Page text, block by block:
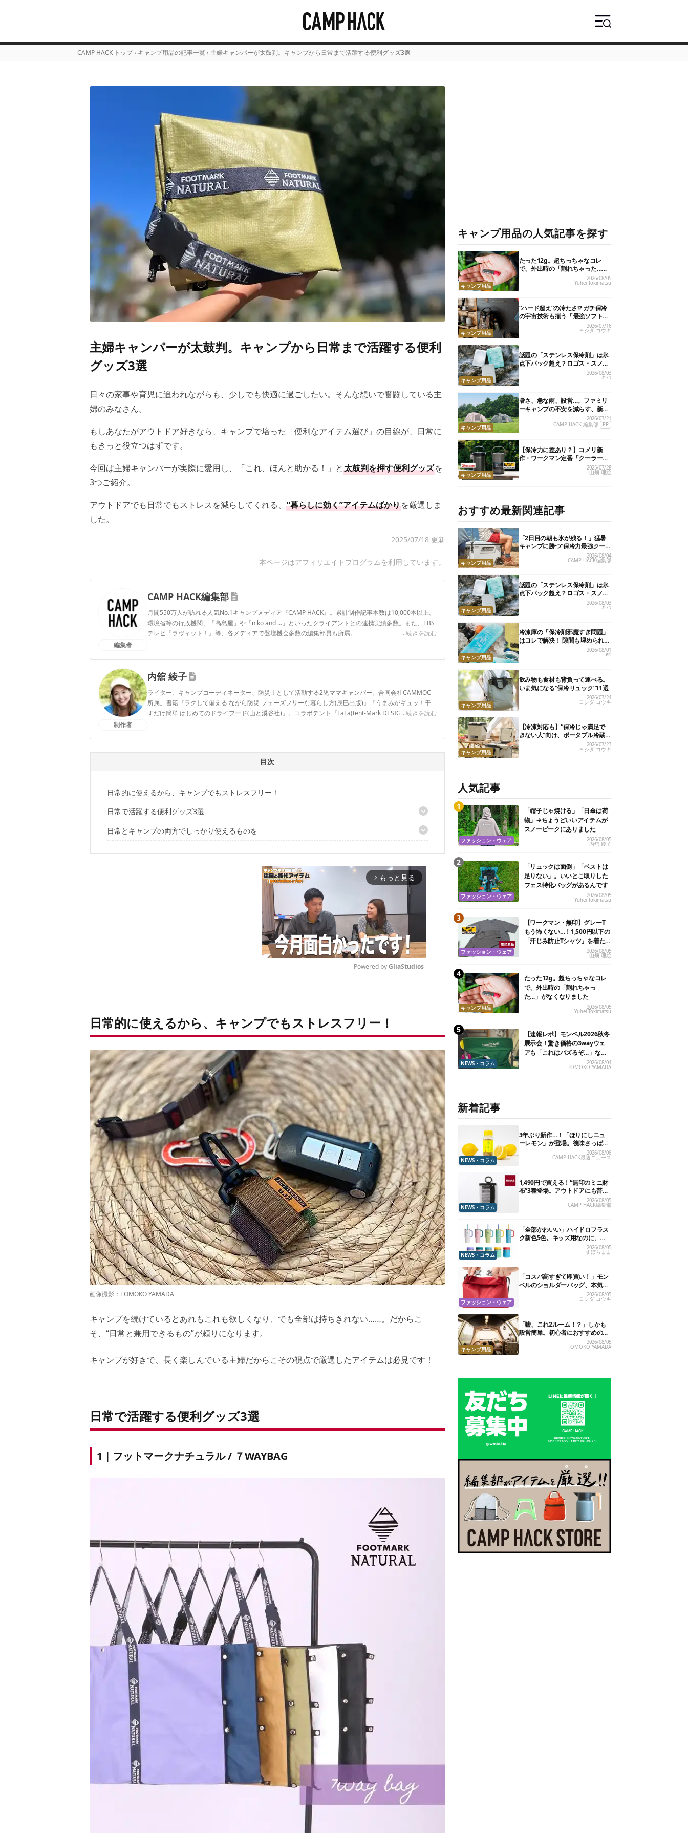
CAMP HACK トップ › キャンプ用品の記事一覧 › 主婦キャンパーが太鼓判。キャンプから日常まで活躍する便利グッズ3選
主婦キャンパーが太鼓判。キャンプから日常まで活躍する便利
グッズ3選
日々の家事や育児に追われながらも、少しでも快適に過ごしたい。そんな想いで奮闘している主
婦のみなさん。
もしあなたがアウトドア好きなら、キャンプで培った「便利なアイテム選び」の目線が、日常に
もきっと役立つはずです。
今回は主婦キャンパーが実際に愛用し、「これ、ほんと助かる！」と太鼓判を押す便利グッズを
3つご紹介。
アウトドアでも日常でもストレスを減らしてくれる、 “暮らしに効く”アイテムばかりを厳選しま
した。
2025/07/18 更新
本ページはアフィリエイトプログラムを利用しています。
編集者
CAMP HACK編集部
月間550万人が訪れる人気No.1キャンプメディア『CAMP HACK』。累計制作記事本数は10,000本以上。
環境省等の行政機関、「髙島屋」や「niko and ...」といったクライアントとの連携実績多数。また、TBS
テレビ『ラヴィット！』等、各メディアで登壇機会多数の編集部員も所属。
...続きを読む
制作者
内舘 綾子
ライター、キャンプコーディネーター、防災士として活動する2児ママキャンパー。合同会社CAMMOC
所属。書籍『ラクして備える ながら防災 フェーズフリーな暮らし方(辰巳出版)』『うまみがギュッ！干
すだけ簡単 はじめてのドライフード(山と溪谷社)』。コラボテント『LaLa(tent-Mark DESIGNS)』。SNS
...続きを読む
内舘 綾子のプロフィール
目次
日常的に使えるから、キャンプでもストレスフリー！
日常で活躍する便利グッズ3選
1｜フットマークナチュラル / ７WAYBAG
3｜山崎実業 / マグネット&シンク扉ゴミ箱 タワー
日常とキャンプの両方でしっかり使えるものを
✔こちらの記事もおすすめ
arrow_forward_ios もっと見る
Powered by GliaStudios
日常的に使えるから、キャンプでもストレスフリー！
画像撮影： TOMOKO YAMADA
キャンプを続けているとあれもこれも欲しくなり、でも全部は持ちきれない……。だからこ
そ、“日常と兼用できるもの”が頼りになります。
キャンプが好きで、長く楽しんでいる主婦だからこその視点で厳選したアイテムは必見です！
日常で活躍する便利グッズ3選
1｜フットマークナチュラル / ７WAYBAG
キャンプ用品の人気記事を探す
キャンプ用品
たった12g。超ちっちゃなコレ
で、外出時の「割れちゃった…」
2026/08/05
Yuhei Tokimatsu
キャンプ用品
“ハード超え”の冷たさ!? ガチ保冷
の宇宙技術も揃う「最強ソフトク
ーラー」17選
2026/07/16
ヨシダ コウキ
キャンプ用品
話題の「ステンレス保冷剤」は氷
点下パック超え？ロゴス・スノー
ピーク・爆売れノーブランド品を
比べてみた
2026/08/03
キバ
キャンプ用品
暑さ、急な雨、設営…。ファミリ
ーキャンプの不安を減らす、新作
テントに注目です！
2026/07/21
CAMP HACK 編集部
PR
キャンプ用品
【保冷力に差あり？】コメリ新
作・ワークマン定番「クーラー」
を真夏日に比較したら…決定的な
違いが！
2025/07/28
山畑 理絵
おすすめ最新関連記事
キャンプ用品
「2日目の朝も氷が残る！」猛暑
キャンプに勝つ“保冷力最強クー
ラー”おすすめ16選
2026/08/04
CAMP HACK編集部
キャンプ用品
話題の「ステンレス保冷剤」は氷
点下パック超え？ロゴス・スノー
ピーク・爆売れノーブランド品を
比べてみた
2026/08/03
キバ
キャンプ用品
冷凍庫の「保冷剤邪魔すぎ問題」
はコレで解決！ 隙間も埋められる
コンパクト保冷剤10選
2026/08/01
eri
キャンプ用品
飲み物も食材も背負って運べる。
いま気になる“保冷リュック”11選
2026/07/24
ヨシダ コウキ
キャンプ用品
【冷凍対応も】“保冷じゃ満足で
きない人”向け、ポータブル冷蔵
庫おすすめ12選
2026/07/23
ヨシダ コウキ
人気記事
ファッション・ウェア
「帽子じゃ焼ける」「日傘は荷
物」→ちょうどいいアイテムが
スノーピークにありました
2026/08/05
内舘 綾子
ファッション・ウェア
「リュックは面倒」「ベストは
足りない」。いいとこ取りした
フェス特化バッグがあるんです
2026/08/05
Yuhei Tokimatsu
ファッション・ウェア
【ワークマン・無印】グレーT
もう怖くない…！1,500円以下の
「汗じみ防止Tシャツ」を着た
2026/08/05
山畑 理絵
キャンプ用品
たった12g。超ちっちゃなコレ
で、外出時の「割れちゃっ
た…」がなくなりました
2026/08/05
Yuhei Tokimatsu
NEWS・コラム
【速報レポ】モンベル2026秋冬
展示会！驚き価格の3wayウェ
アも「これはバズるぞ…」な新
2026/08/04
TOMOKO YAMADA
新着記事
NEWS・コラム
3年ぶり新作…！「ほりにしニュ
ーレモン」が登場。後味さっぱり
の万能スパイス！【8月21日発
2026/08/06
CAMP HACK最速ニュース
NEWS・コラム
1,490円で買える！“無印のミニ財
布”3種登場。アウトドアにも普段
2026/08/05
CAMP HACK編集部
NEWS・コラム
「全部かわいい」ハイドロフラス
ク新色5色。キッズ用なのに、大
2026/08/05
ずぼらまま
ファッション・ウェア
「コスパ高すぎて即買い！」モン
ベルのショルダーバッグ、本気で
2026/08/05
ヨシダ コウキ
キャンプ用品
「嘘、これ2ルーム！？」しかも
設営簡単。初心者におすすめの最
新“おしゃれ広々テント”7選2026/08/05
TOMOKO YAMADA